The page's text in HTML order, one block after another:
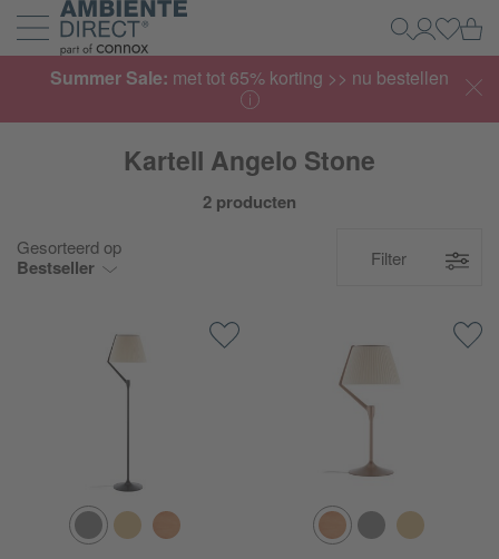
Home
Navigatie uit- en inklappen
Zoeken
Mijn
Summer Sale: met tot 65% korting >> nu bestellen
Kartell Angelo Stone
2 producten
Gesorteerd op
Bestseller Filter